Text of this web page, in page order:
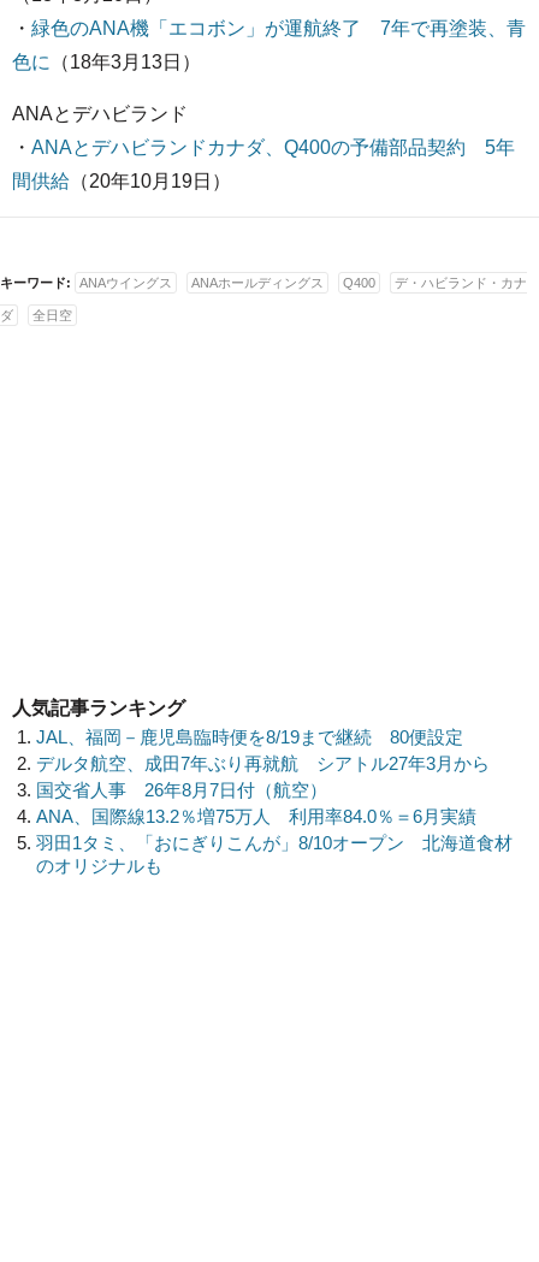
・ 緑色のANA機「エコボン」が運航終了 7年で再塗装、青
色に
（18年3月13日）
ANAとデハビランド
・ ANAとデハビランドカナダ、Q400の予備部品契約 5年
間供給 （20年10月19日）
キーワード: ANAウイングス ANAホールディングス Q400 デ・ハビランド・カナ
ダ 全日空
人気記事ランキング
JAL、福岡－鹿児島臨時便を8/19まで継続 80便設定
デルタ航空、成田7年ぶり再就航 シアトル27年3月から
国交省人事 26年8月7日付（航空）
ANA、国際線13.2％増75万人 利用率84.0％＝6月実績
羽田1タミ、「おにぎりこんが」8/10オープン 北海道食材
のオリジナルも